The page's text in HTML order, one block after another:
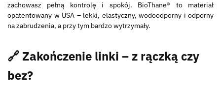
zachowasz pełną kontrolę i spokój. BioThane® to materiał
opatentowany w USA – lekki, elastyczny, wodoodporny i odporny
na zabrudzenia, a przy tym bardzo wytrzymały.
🔗 Zakończenie linki – z rączką czy
bez?